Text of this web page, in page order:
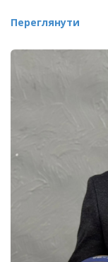
Переглянути